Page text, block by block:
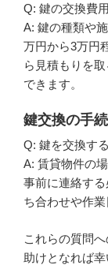
Q: 鍵の交換費
A: 鍵の種類や
万円から3万円
ら見積もりを
できます。
鍵交換の手
Q: 鍵を交換す
A: 賃貸物件の
事前に連絡す
ち合わせや作業
これらの質問
助けとなれば幸